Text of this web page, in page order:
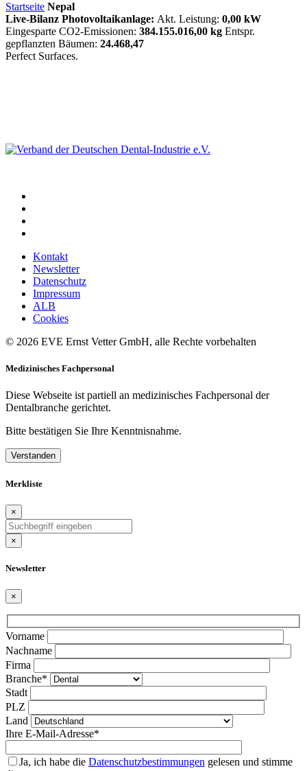
Startseite Nepal
Live-Bilanz Photovoltaikanlage: Akt. Leistung: 0,00 kW
Eingesparte CO2-Emissionen: 384.155.016,00 kg Entspr.
gepflanzten Bäumen: 24.468,47
Perfect Surfaces.
Kontakt
Newsletter
Datenschutz
Impressum
ALB
Cookies
© 2026 EVE Ernst Vetter GmbH, alle Rechte vorbehalten
Medizinisches Fachpersonal
Diese Webseite ist partiell an medizinisches Fachpersonal der
Dentalbranche gerichtet.
Bitte bestätigen Sie Ihre Kenntnisnahme.
Verstanden
Merkliste
×
×
Newsletter
×
Bitte
lasse
dieses
Feld
leer.
Vorname
Nachname
Firma
Branche*
Stadt
PLZ
Land
Ihre E-Mail-Adresse*
Ja, ich habe die Datenschutzbestimmungen gelesen und stimme